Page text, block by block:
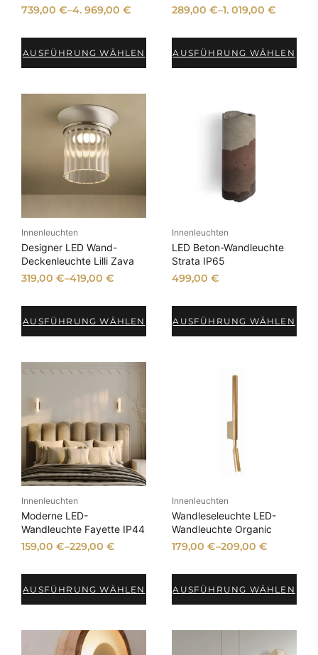
739,00€–4. 969,00€
AUSFÜHRUNG WÄHLEN
289,00 €–1. 019,00 €
AUSFÜHRUNG WÄHLEN
Innenleuchten
Designer LED Wand-
Deckenleuchte Lilli Zava
319,00€–419,00€
AUSFÜHRUNG WÄHLEN
Innenleuchten
LED Beton-Wandleuchte
Strata IP65
499,00 €
AUSFÜHRUNG WÄHLEN
Innenleuchten
Moderne LED-
Wandleuchte Fayette IP44
159,00€–229,00€
AUSFÜHRUNG WÄHLEN
Innenleuchten
Wandleseleuchte LED-
Wandleuchte Organic
179,00 €–209,00 €
AUSFÜHRUNG WÄHLEN